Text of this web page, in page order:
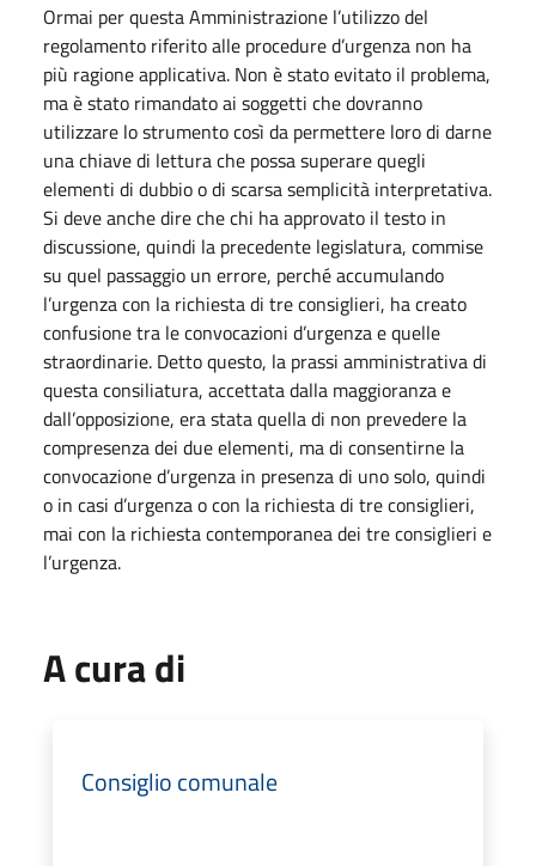
Ormai per questa Amministrazione l’utilizzo del
regolamento riferito alle procedure d’urgenza non ha
più ragione applicativa. Non è stato evitato il problema,
ma è stato rimandato ai soggetti che dovranno
utilizzare lo strumento così da permettere loro di darne
una chiave di lettura che possa superare quegli
elementi di dubbio o di scarsa semplicità interpretativa.
Si deve anche dire che chi ha approvato il testo in
discussione, quindi la precedente legislatura, commise
su quel passaggio un errore, perché accumulando
l’urgenza con la richiesta di tre consiglieri, ha creato
confusione tra le convocazioni d’urgenza e quelle
straordinarie. Detto questo, la prassi amministrativa di
questa consiliatura, accettata dalla maggioranza e
dall’opposizione, era stata quella di non prevedere la
compresenza dei due elementi, ma di consentirne la
convocazione d’urgenza in presenza di uno solo, quindi
o in casi d’urgenza o con la richiesta di tre consiglieri,
mai con la richiesta contemporanea dei tre consiglieri e
l’urgenza.
A cura di
Consiglio comunale